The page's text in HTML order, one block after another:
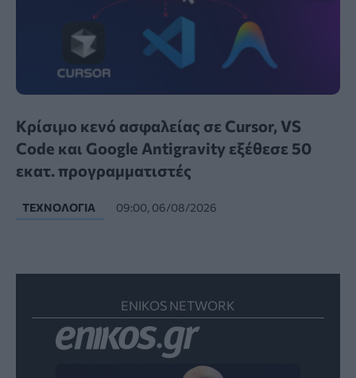
Κρίσιμο κενό ασφαλείας σε Cursor, VS
Code και Google Antigravity εξέθεσε 50
εκατ. προγραμματιστές
ΤΕΧΝΟΛΟΓΊΑ 09:00, 06/08/2026
ENIKOS NETWORK